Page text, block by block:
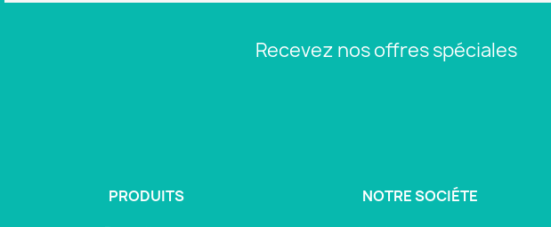
Recevez nos offres spéciales
PRODUITS NOTRE SOCIÉTE